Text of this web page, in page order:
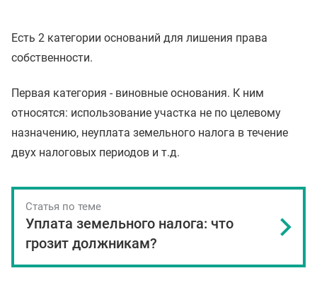
Есть 2 категории оснований для лишения права
собственности.
Первая категория - виновные основания. К ним
относятся: использование участка не по целевому
назначению, неуплата земельного налога в течение
двух налоговых периодов и т.д.
Статья по теме
Уплата земельного налога: что
грозит должникам?